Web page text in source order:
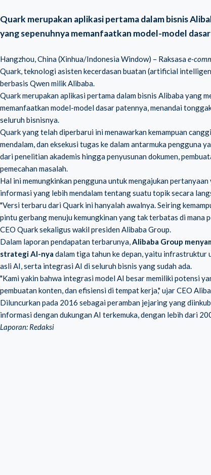
Quark merupakan aplikasi pertama dalam bisnis
yang sepenuhnya memanfaatkan model-model
Hangzhou, China (Xinhua/Indonesia Window) – Raksasae-
Quark, teknologi asisten kecerdasan buatan (artificial
berbasis Qwen milik Alibaba.
Quark merupakan aplikasi pertama dalam bisnis Alibaba yang
memanfaatkan model-model dasar patennya, menandai
seluruh bisnisnya.
Quark yang telah diperbarui ini menawarkan kemampuan
mendalam, dan eksekusi tugas ke dalam antarmuka pengguna
dari penelitian akademis hingga penyusunan dokumen,
pemecahan masalah.
Hal ini memungkinkan pengguna untuk mengajukan
informasi yang lebih mendalam tentang suatu topik secara
"Versi terbaru dari Quark ini hanyalah awalnya. Seiring
pintu gerbang menuju kemungkinan yang tak terbatas di mana
CEO Quark sekaligus wakil presiden Alibaba Group.
Dalam laporan pendapatan terbarunya,Alibaba Group
strategi AI-nya dalam tiga tahun ke depan, yaitu infrastruktur
asli AI, serta integrasi AI di seluruh bisnis yang sudah ada.
"Kami yakin bahwa integrasi model AI besar memiliki potensi
pembuatan konten, dan efisiensi di tempat kerja," ujar CEO
Diluncurkan pada 2016 sebagai peramban jejaring yang
informasi dengan dukungan AI terkemuka, dengan lebih dari
Laporan: Redaksi